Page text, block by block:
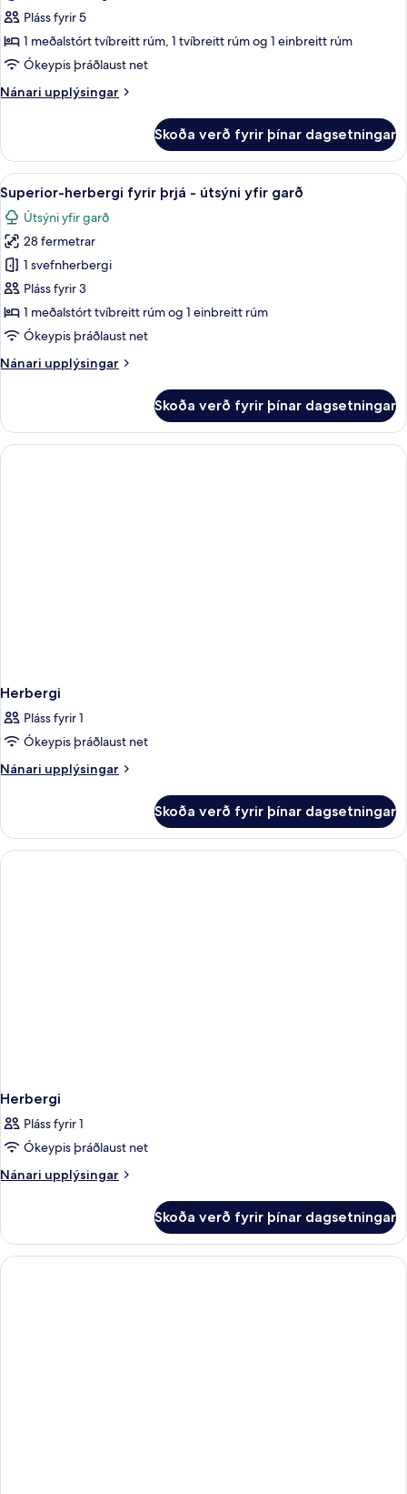
stúdíósvíta
Pláss fyrir 5
1 meðalstórt tvíbreitt rúm, 1 tvíbreitt rúm og 1 einbreitt rúm
Ókeypis þráðlaust net
Nánari upplýsingar
Nánari
stúdíósvíta
Skoða verð fyrir þínar dagsetningar
Skoða
allar
myndir
fyrir
Superior-
herbergi
fyrir
þrjá
útsýni
Superior-herbergi fyrir þrjá - útsýni
6
Superior-herbergi fyrir þrjá - útsýni yfir garð
Útsýni yfir garð
28 fermetrar
1 svefnherbergi
Pláss fyrir 3
1 meðalstórt tvíbreitt rúm og 1 einbreitt rúm
Ókeypis þráðlaust net
Nánari upplýsingar
Nánari
herbergi
fyrir
þrjá
Skoða verð fyrir þínar dagsetningar
Herbergi
Pláss fyrir 1
Ókeypis þráðlaust net
Nánari upplýsingar
Nánari
Skoða verð fyrir þínar dagsetningar
Herbergi
Pláss fyrir 1
Ókeypis þráðlaust net
Nánari upplýsingar
Nánari
Skoða verð fyrir þínar dagsetningar